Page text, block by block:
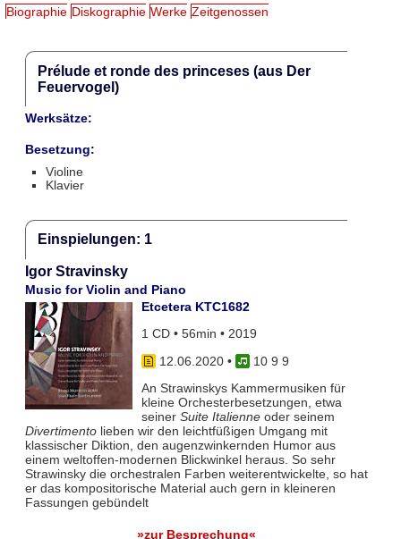
Biographie Diskographie Werke Zeitgenossen
Prélude et ronde des princeses (aus Der
Feuervogel)
Werksätze:
Besetzung:
Violine
Klavier
Einspielungen: 1
Igor Stravinsky
Music for Violin and Piano
Etcetera KTC1682
1 CD • 56min • 2019
12.06.2020•
10 9 9
An Strawinskys Kammermusiken für
kleine Orchesterbesetzungen, etwa
seiner Suite Italienneoder seinem
Divertimentolieben wir den leichtfüßigen Umgang mit
klassischer Diktion, den augenzwinkernden Humor aus
einem weltoffen-modernen Blickwinkel heraus. So sehr
Strawinsky die orchestralen Farben weiterentwickelte, so hat
er das kompositorische Material auch gern in kleineren
Fassungen gebündelt
»zur Besprechung«